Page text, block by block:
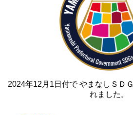
2024年12月1日付で やまなしＳＤ
れました。